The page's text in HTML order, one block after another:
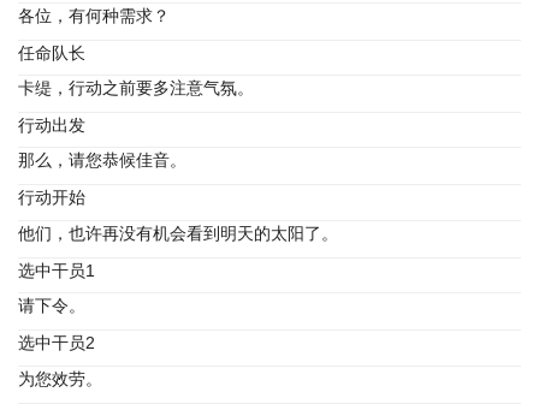
各位，有何种需求？
任命队长
卡缇，行动之前要多注意气氛。
行动出发
那么，请您恭候佳音。
行动开始
他们，也许再没有机会看到明天的太阳了。
选中干员1
请下令。
选中干员2
为您效劳。